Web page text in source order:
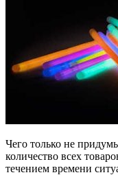
Чего только не
количество всех
течением времени